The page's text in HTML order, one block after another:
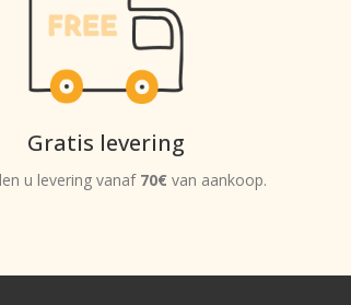
Gratis levering
u levering vanaf 70€ van aankoop.